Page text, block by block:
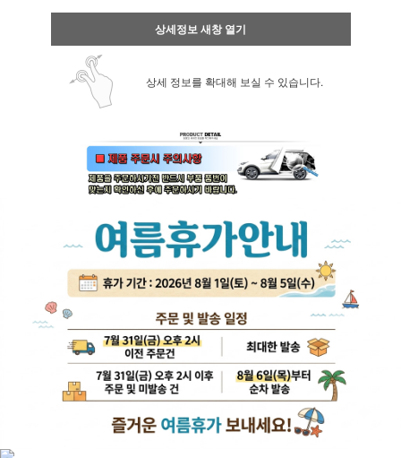
상세정보 새창 열기
상세 정보를 확대해 보실 수 있습니다.